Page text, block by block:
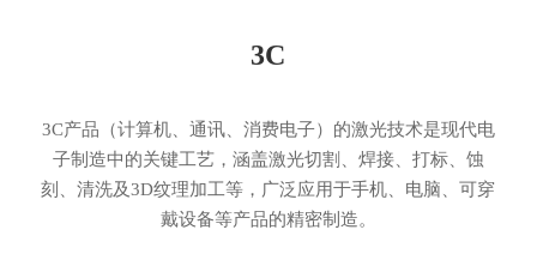
3C
3C产品（计算机、通讯、消费电子）的激光技术是现代电
子制造中的关键工艺，涵盖激光切割、焊接、打标、蚀
刻、清洗及3D纹理加工等，广泛应用于手机、电脑、可穿
戴设备等产品的精密制造。